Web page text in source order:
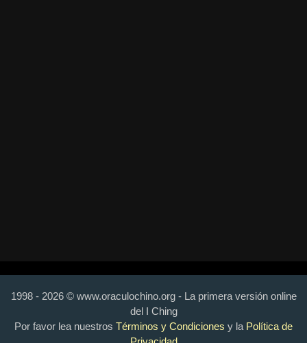
1998 - 2026 © www.oraculochino.org - La primera versión online
del I Ching
Por favor lea nuestros Términos y Condiciones y la Política de